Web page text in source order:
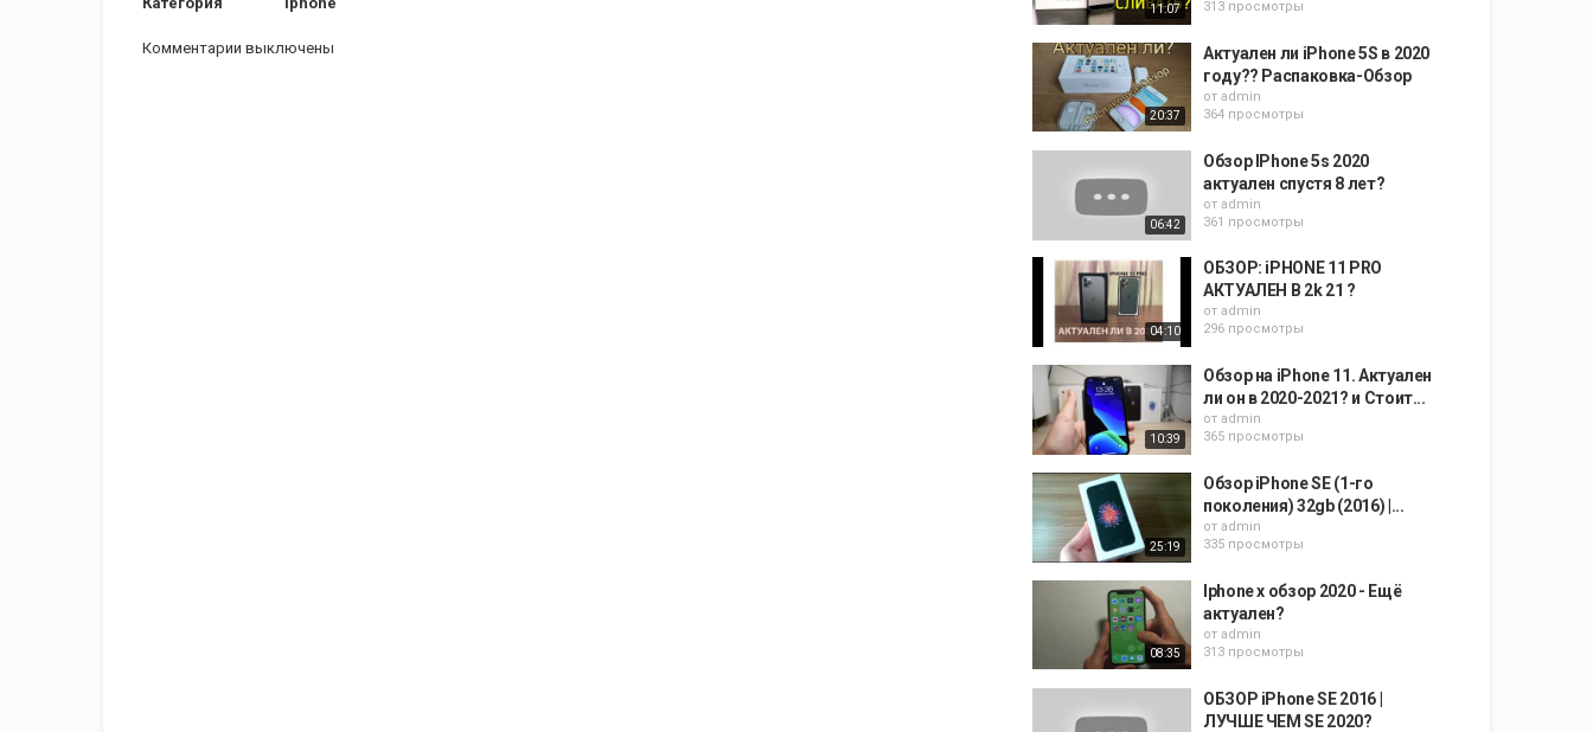
Комментарии выключены
11:07 313 просмотры
20:37
Актуален ли iPhone 5S в 2020
году?? Распаковка-Обзор
от admin
364 просмотры
06:42
Обзор IPhone 5s 2020
актуален спустя 8 лет?
от admin
361 просмотры
04:10
ОБЗОР: iPHONE 11 PRO
АКТУАЛЕН В 2k 21 ?
от admin
296 просмотры
10:39
Обзор на iPhone 11. Актуален
ли он в 2020-2021? и Стоит...
от admin
365 просмотры
25:19
Обзор iPhone SE (1-го
поколения) 32gb (2016) |...
от admin
335 просмотры
08:35
Iphone x обзор 2020 - Ещё
актуален?
от admin
313 просмотры
ОБЗОР iPhone SE 2016 |
ЛУЧШЕ ЧЕМ SE 2020?